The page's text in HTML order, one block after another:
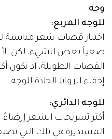
وجه
للوجه المربع:
اختيار قصات شعر مناسبة
صعباً بعض الشيء، لكن
القصات الطويلة، إذ تكون
إخفاء الزوايا الحادة للوجه.
للوجه الدائري:
أكثر تسريحات الشعر
المستديرة هي تلك التي